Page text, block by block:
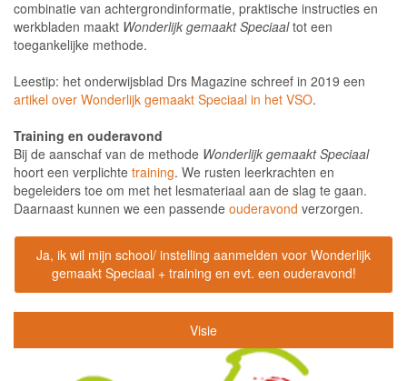
combinatie van achtergrondinformatie, praktische instructies en
werkbladen maakt Wonderlijk gemaakt Speciaaltot een
toegankelijke methode.
Leestip: het onderwijsblad Drs Magazine schreef in 2019 een
artikel over Wonderlijk gemaakt Speciaal in het VSO.
Training en ouderavond
Bij de aanschaf van de methode Wonderlijk gemaakt Speciaal
hoort een verplichte training. We rusten leerkrachten en
begeleiders toe om met het lesmateriaal aan de slag te gaan.
Daarnaast kunnen we een passende ouderavond verzorgen.
Ja, ik wil mijn school/ instelling aanmelden voor Wonderlijk
gemaakt Speciaal + training en evt. een ouderavond!
Visie